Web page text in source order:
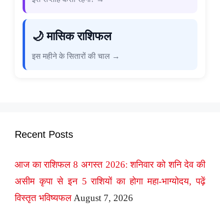
🌙 मासिक राशिफल
इस महीने के सितारों की चाल →
Recent Posts
आज का राशिफल 8 अगस्त 2026: शनिवार को शनि देव की
असीम कृपा से इन 5 राशियों का होगा महा-भाग्योदय, पढ़ें
विस्तृत भविष्यफल August 7, 2026